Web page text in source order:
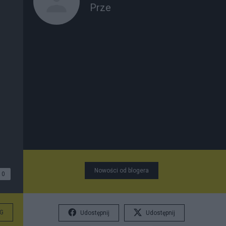
0
Prze
Nowości od blogera
Udostępnij Udostępnij